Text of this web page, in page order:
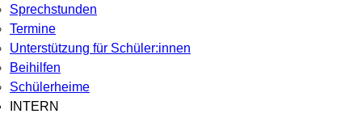
Sprechstunden
Termine
Unterstützung für Schüler:innen
Beihilfen
Schülerheime
INTERN